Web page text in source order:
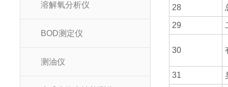
溶解氧分析仪
BOD测定仪
测油仪
28
29
30
31